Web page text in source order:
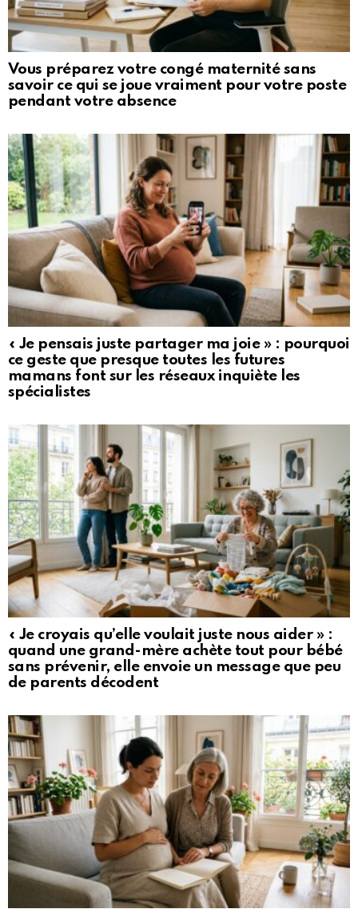
Vous préparez votre congé maternité sans
savoir ce qui se joue vraiment pour votre poste
pendant votre absence
« Je pensais juste partager ma joie » : pourquoi
ce geste que presque toutes les futures
mamans font sur les réseaux inquiète les
spécialistes
« Je croyais qu’elle voulait juste nous aider » :
quand une grand-mère achète tout pour bébé
sans prévenir, elle envoie un message que peu
de parents décodent